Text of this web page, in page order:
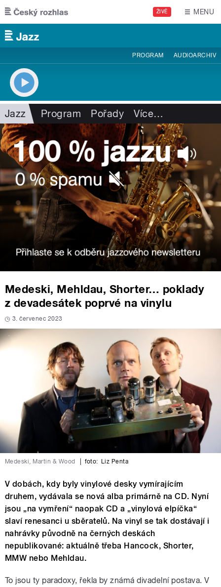
Přejít k hlavnímu obsahu
ŽIVĚ MENU
PROGRAM AUDIOARCHIV
Jazz Program Pořady Více…
Medeski, Mehldau, Shorter… poklady
z devadesátek poprvé na vinylu
3. červenec 2023
Medeski, Martin & Wood foto: Liz Penta
V dobách, kdy byly vinylové desky vymírajícím
druhem, vydávala se nová alba primárně na CD. Nyní
jsou „na vymření“ naopak CD a „vinylová elpíčka“
slaví renesanci u sběratelů. Na vinyl se tak dostávají i
nahrávky původně na černých deskách
nepublikované: aktuálně třeba Hancock, Shorter,
MMW nebo Mehldau.
To jsou ty paradoxy, řekla by známá divadelní postava. V